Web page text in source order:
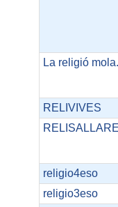
La religió
RELIVIVES
religio4eso
religio3eso